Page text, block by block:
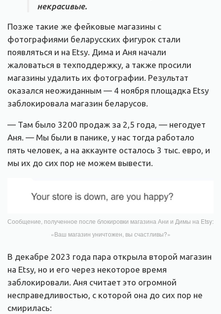
некрасивые.
Позже такие же фейковые магазины c
фотографиями беларусских фигурок стали
появляться и на Etsy. Дима и Аня начали
жаловаться в техподдержку, а также просили
магазины удалить их фотографии. Результат
оказался неожиданным — 4 ноября площадка Etsy
заблокировала магазин беларусов.
— Там было 3200 продаж за 2,5 года, — негодует
Аня. — Мы были в панике, у нас тогда работало
пять человек, а на аккаунте осталось 3 тыс. евро, и
мы их до сих пор не можем вывести.
Сообщение, полученное после блокировки магазина Ани и Димы на Etsy:
«Ваш магазин уничтожен, вы счастливы?»
В декабре 2023 года пара открыла второй магазин
на Etsy, но и его через некоторое время
заблокировали. Аня считает это огромной
несправедливостью, с которой она до сих пор не
смирилась: